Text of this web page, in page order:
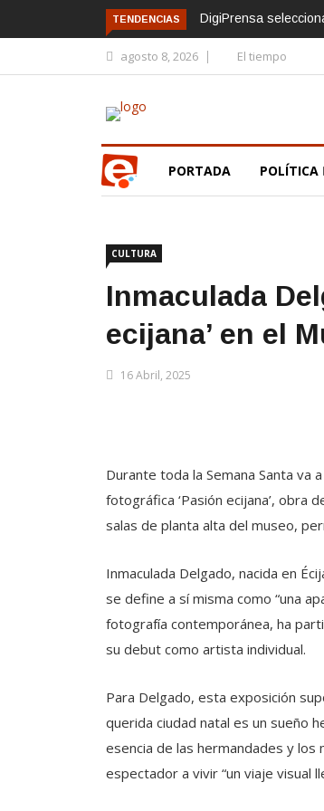
TENDENCIAS DigiPrensa
agosto 8, 2026 El tiempo
PORTADA POLÍTICA
CULTURA
Inmaculada
ecijana’ en el
16 Abril, 2025
Durante toda la Semana Santa va
fotográfica ‘Pasión ecijana’, obra
salas de planta alta del museo,
Inmaculada Delgado, nacida en
se define a sí misma como “una
fotografía contemporánea, ha
su debut como artista individual.
Para Delgado, esta exposición
querida ciudad natal es un sueño
esencia de las hermandades y los
espectador a vivir “un viaje visual